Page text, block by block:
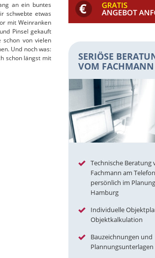
an ein buntes
schwebte etwas
mit Weinranken
Pinsel gekauft
schon von vielen
Und noch was:
schon längst mit
SERIÖSE
VOM FACHMANN
Technische Beratung
Fachmann am
persönlich im
Hamburg
Individuelle
Objektkalkulation
Bauzeichnungen und
Plannungsunterlagen